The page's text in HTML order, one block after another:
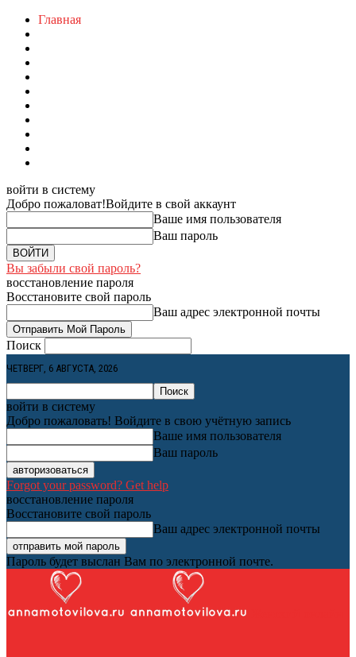
Главная
войти в систему
Добро пожаловат!Войдите в свой аккаунт
Ваше имя пользователя
Ваш пароль
Вы забыли свой пароль?
восстановление пароля
Восстановите свой пароль
Ваш адрес электронной почты
Поиск
ЧЕТВЕРГ, 6 АВГУСТА, 2026
войти в систему
Добро пожаловать! Войдите в свою учётную запись
Ваше имя пользователя
Ваш пароль
Forgot your password? Get help
восстановление пароля
Восстановите свой пароль
Ваш адрес электронной почты
Пароль будет выслан Вам по электронной почте.